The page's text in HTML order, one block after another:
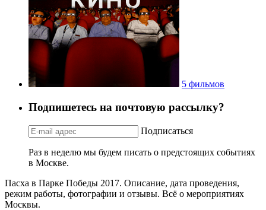
5 фильмов
Подпишетесь на почтовую рассылку?
Подписаться
Раз в неделю мы будем писать о предстоящих событиях
в Москве.
Пасха в Парке Победы 2017. Описание, дата проведения,
режим работы, фотографии и отзывы. Всё о мероприятиях
Москвы.